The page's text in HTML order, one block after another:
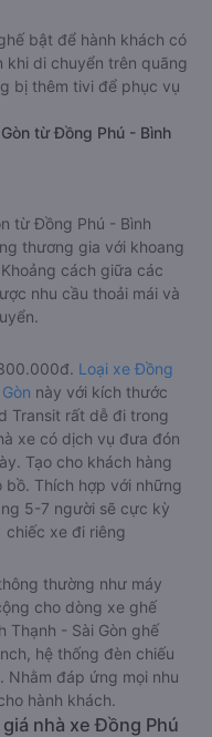
bật để hành khách có
di chuyển trên quãng
bị thêm tivi để phục vụ
từ Đồng Phú - Bình
từ Đồng Phú - Bình
thương gia với khoang
cách giữa các
nhu cầu thoải mái và
Loại xe Đồng
này với kích thước
Transit rất dễ đi trong
xe có dịch vụ đưa đón
Tạo cho khách hàng
Thích hợp với những
5-7 người sẽ cực kỳ
chiếc xe đi riêng
thường như máy
cho dòng xe ghế
Thạnh - Sài Gòn ghế
hệ thống đèn chiếu
Nhằm đáp ứng mọi nhu
hành khách.
nhà xe Đồng Phú